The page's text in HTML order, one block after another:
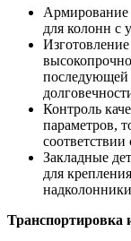
Армирование
для колонн с
последующей
Контроль
параметров,
Закладные
для
Транспортировка